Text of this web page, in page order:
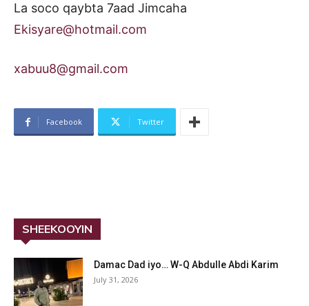
La soco qaybta 7aad Jimcaha
Ekisyare@hotmail.com
xabuu8@gmail.com
Facebook Twitter
SHEEKOOYIN
Damac Dad iyo… W-Q Abdulle Abdi Karim
July 31, 2026